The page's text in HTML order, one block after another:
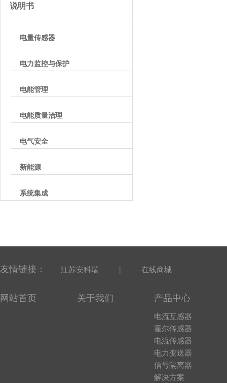
说明书
电量传感器
电力监控与保护
电能管理
电能质量治理
电气安全
新能源
系统集成
友情链接： 江苏安科瑞 | 在线商城
网站首页 关于我们 产品中心
电流互感器
霍尔传感器
电流传感器
电力变送器
信号隔离器
解决方案